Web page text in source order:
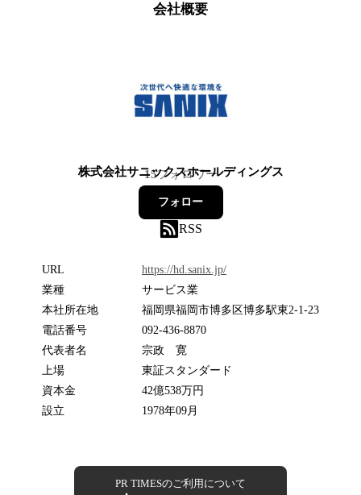
会社概要
株式会社サニックスホールディングス
15フォロワー
フォロー
RSS
URL
https://hd.sanix.jp/
業種
サービス業
本社所在地
福岡県福岡市博多区博多駅東2-1-23
電話番号
092-436-8870
代表者名
宗政 寛
上場
東証スタンダード
資本金
42億538万円
設立
1978年09月
PR TIMESのご利用について